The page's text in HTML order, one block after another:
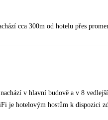
cca 300m od hotelu přes
v hlavní budově a v 8
je hotelovým hostům k dispozici